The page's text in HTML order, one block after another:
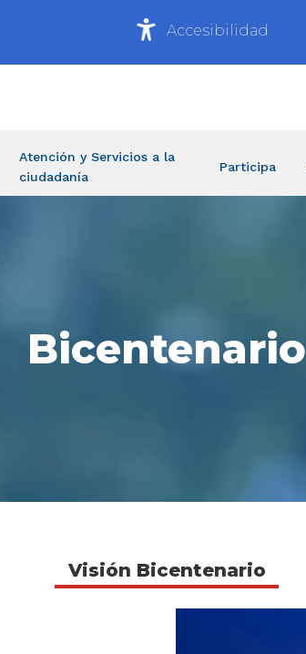
Accesibilidad
Atención y Servicios a la
ciudadanía
Participa
Bicentenario
Visión Bicentenario